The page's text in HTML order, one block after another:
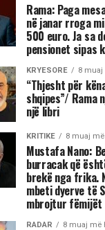
Rama: Paga
në janar rroga
500 euro. Ja sa
pensionet sipas
KRYESORE 8 muaj
“Thjesht për
shqipes”/ Rama
një libri
KRITIKE 8 muaj
Mustafa Nano:
burracak që
brekë nga frika.
mbeti dyerve të
mbrojtur fëmijët
RADAR 8 muaj më